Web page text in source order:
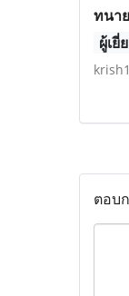
ทนา
ผู้เยี่
ตอบ